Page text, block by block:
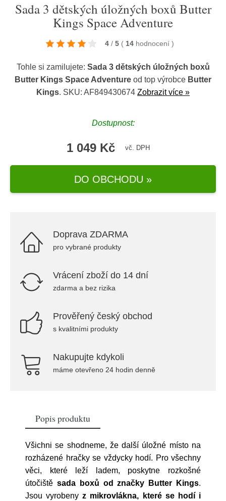
Sada 3 dětských úložných boxů Butter
Kings Space Adventure
4 / 5 ( 14 hodnocení )
Tohle si zamilujete: Sada 3 dětských úložných boxů
Butter Kings Space Adventure od top výrobce Butter
Kings. SKU: AF849430674 Zobrazit více »
Dostupnost:
1 049 Kč vč. DPH
DO OBCHODU »
Doprava ZDARMA
pro vybrané produkty
Vrácení zboží do 14 dní
zdarma a bez rizika
Prověřený český obchod
s kvalitními produkty
Nakupujte kdykoli
máme otevřeno 24 hodin denně
Popis produktu
Všichni se shodneme, že další úložné místo na
rozházené hračky se vždycky hodí. Pro všechny
věci, které leží ladem, poskytne rozkošné
útočiště sada boxů od značky Butter Kings.
Jsou vyrobenyz mikrovlákna, které se hodí i